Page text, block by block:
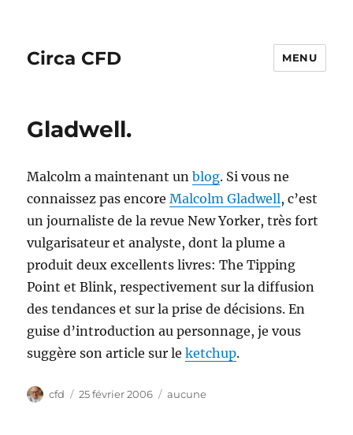
Circa CFD MENU
Gladwell.
Malcolm a maintenant unblog. Si vous ne
connaissez pas encoreMalcolm Gladwell, c’est
un journaliste de la revue New Yorker, très fort
vulgarisateur et analyste, dont la plume a
produit deux excellents livres: The Tipping
Point et Blink, respectivement sur la diffusion
des tendances et sur la prise de décisions. En
guise d’introduction au personnage, je vous
suggère son article sur leketchup.
Auteur
cfd
Publié
25 février 2006 Catégories
aucune